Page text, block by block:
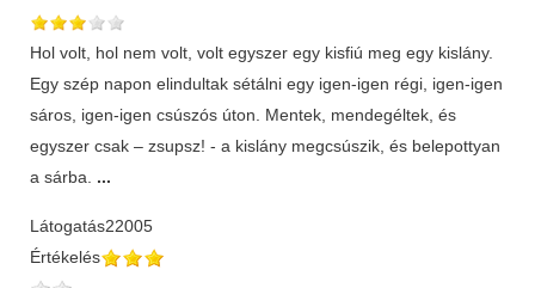
Hol volt, hol nem volt, volt egyszer egy kisfiú meg egy kislány.
Egy szép napon elindultak sétálni egy igen-igen régi, igen-igen
sáros, igen-igen csúszós úton. Mentek, mendegéltek, és
egyszer csak – zsupsz! - a kislány megcsúszik, és belepottyan
a sárba. ...
Látogatás22005
Értékelés